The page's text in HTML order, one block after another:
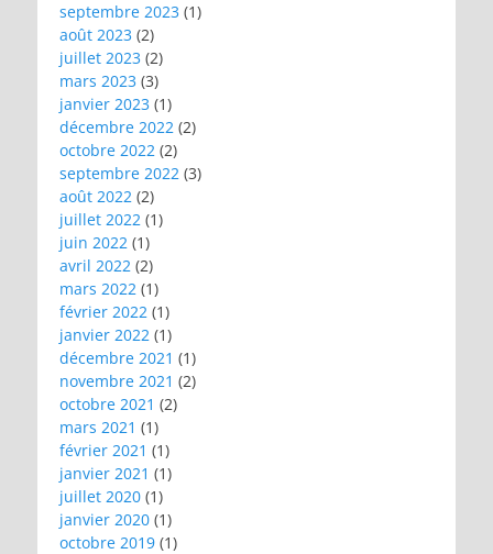
septembre 2023 (1)
août 2023 (2)
juillet 2023 (2)
mars 2023 (3)
janvier 2023 (1)
décembre 2022 (2)
octobre 2022 (2)
septembre 2022 (3)
août 2022 (2)
juillet 2022 (1)
juin 2022 (1)
avril 2022 (2)
mars 2022 (1)
février 2022 (1)
janvier 2022 (1)
décembre 2021 (1)
novembre 2021 (2)
octobre 2021 (2)
mars 2021 (1)
février 2021 (1)
janvier 2021 (1)
juillet 2020 (1)
janvier 2020 (1)
octobre 2019 (1)